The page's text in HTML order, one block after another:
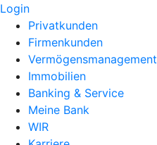
Login
Privatkunden
Firmenkunden
Vermögensmanagement
Immobilien
Banking & Service
Meine Bank
WIR